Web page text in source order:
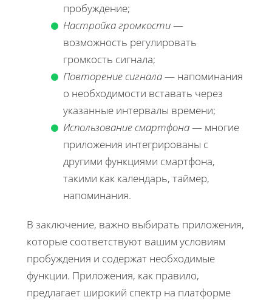
пробуждение;
Настройка громкости—
возможность регулировать
громкость сигнала;
Повторение сигнала— напоминания
о необходимости вставать через
указанные интервалы времени;
Использование смартфона— многие
приложения интегрированы с
другими функциями смартфона,
такими как календарь, таймер,
напоминания.
В заключение, важно выбирать приложения,
которые соответствуют вашим условиям
пробуждения и содержат необходимые
функции. Приложения, как правило,
предлагает широкий спектр на платформе